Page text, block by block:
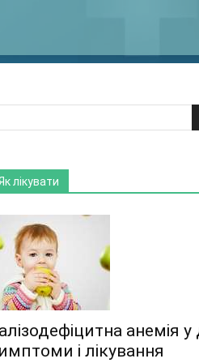
лікувати
анемія у
і лікування